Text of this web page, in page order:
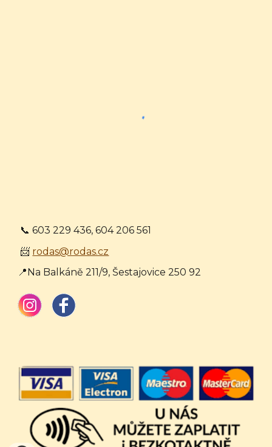
📞 603 229 436, 604 206 561
📨 rodas@rodas.cz
📍Na Balkáně 211/9, Šestajovice 250 92